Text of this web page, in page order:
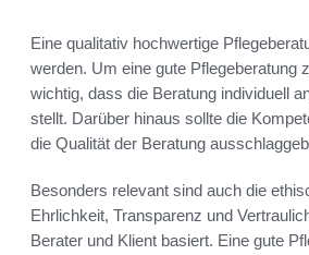
Eine qualitativ hochwertige
werden. Um eine gute Pflegeberatung
wichtig, dass die Beratung individuell
stellt. Darüber hinaus sollte die
die Qualität der Beratung
Besonders relevant sind auch die
Ehrlichkeit, Transparenz und
Berater und Klient basiert. Eine gute